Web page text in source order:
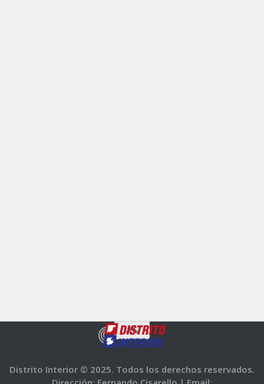
Distrito Interior © 2025. Todos los derechos reservados.